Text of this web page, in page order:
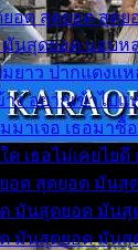
ยอด สุดยอด สุด
นสุดยอด แอบห
ยาว ปากแดงแ
ง อยากเข้าไปแ
มาเจอ เธอมา
ด เธอไม่เคยไย
อด สุดยอด มัน
มันสุดยอด มันสุ
มันสุดยอด มันสุ